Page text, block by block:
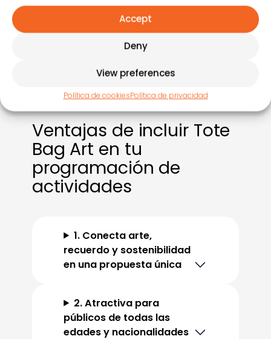
Accept
Deny
View preferences
Política de cookiesPolítica de privacidad
Haz clic para aceptar
cookies de marketing y
permitir este contenido
Ventajas de incluir Tote
Bag Art en tu
programación de
actividades
1. Conecta arte,
recuerdo y sostenibilidad
en una propuesta única
2. Atractiva para
públicos de todas las
edades y nacionalidades